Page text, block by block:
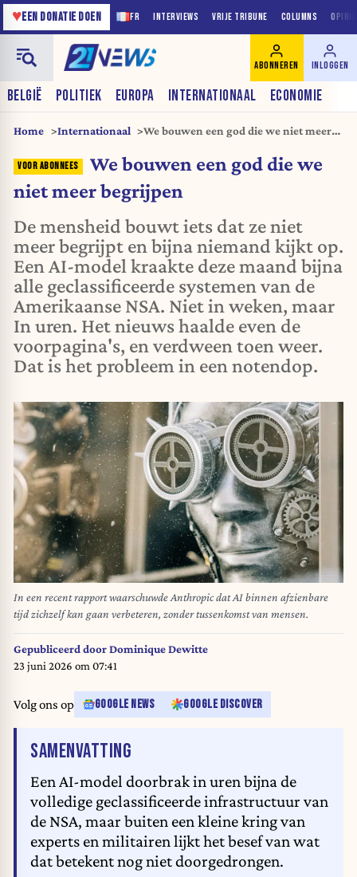
FR INTERVIEWS VRIJE TRIBUNE COLUMNS
♥EEN DONATIE DOEN
BELGIË POLITIEK EUROPA INTERNATIONAAL ECONOMIE
ABONNEREN INLOGGEN
Home Internationaal
We bouwen een god die we niet meer
We bouwen een god die we
niet meer begrijpen
De mensheid bouwt iets dat ze niet
meer begrijpt en bijna niemand kijkt op.
Een AI-model kraakte deze maand bijna
alle geclassificeerde systemen van de
Amerikaanse NSA. Niet in weken, maar
In uren. Het nieuws haalde even de
voorpagina's, en verdween toen weer.
Dat is het probleem in een notendop.
In een recent rapport waarschuwde Anthropic dat AI binnen afzienbare
tijd zichzelf kan gaan verbeteren, zonder tussenkomst van mensen.
Gepubliceerd doorDominique Dewitte
23 juni 2026 om 07:41
Volg ons op GOOGLE NEWS GOOGLE DISCOVER
SAMENVATTING
Een AI-model doorbrak in uren bijna de
volledige geclassificeerde infrastructuur van
de NSA, maar buiten een kleine kring van
experts en militairen lijkt het besef van wat
dat betekent nog niet doorgedrongen.